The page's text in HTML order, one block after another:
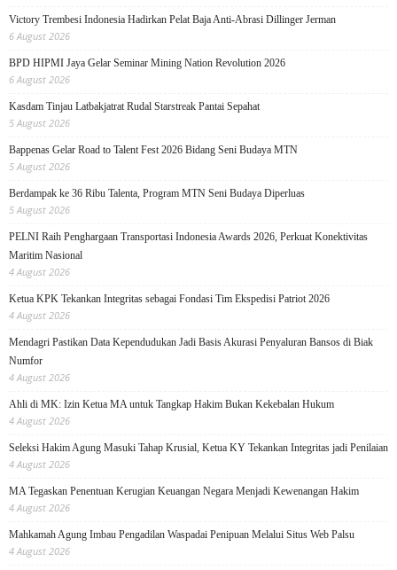
Victory Trembesi Indonesia Hadirkan Pelat Baja Anti-Abrasi Dillinger Jerman
6 August 2026
BPD HIPMI Jaya Gelar Seminar Mining Nation Revolution 2026
6 August 2026
Kasdam Tinjau Latbakjatrat Rudal Starstreak Pantai Sepahat
5 August 2026
Bappenas Gelar Road to Talent Fest 2026 Bidang Seni Budaya MTN
5 August 2026
Berdampak ke 36 Ribu Talenta, Program MTN Seni Budaya Diperluas
5 August 2026
PELNI Raih Penghargaan Transportasi Indonesia Awards 2026, Perkuat Konektivitas
Maritim Nasional
4 August 2026
Ketua KPK Tekankan Integritas sebagai Fondasi Tim Ekspedisi Patriot 2026
4 August 2026
Mendagri Pastikan Data Kependudukan Jadi Basis Akurasi Penyaluran Bansos di Biak
Numfor
4 August 2026
Ahli di MK: Izin Ketua MA untuk Tangkap Hakim Bukan Kekebalan Hukum
4 August 2026
Seleksi Hakim Agung Masuki Tahap Krusial, Ketua KY Tekankan Integritas jadi Penilaian
4 August 2026
MA Tegaskan Penentuan Kerugian Keuangan Negara Menjadi Kewenangan Hakim
4 August 2026
Mahkamah Agung Imbau Pengadilan Waspadai Penipuan Melalui Situs Web Palsu
4 August 2026